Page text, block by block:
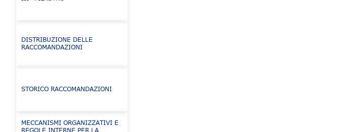
DISTRIBUZIONE DELLE
RACCOMANDAZIONI
STORICO RACCOMANDAZIONI
MECCANISMI ORGANIZZATIVI E
REGOLE INTERNE PER LA